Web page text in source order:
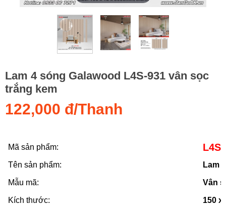
Lam 4 sóng Galawood L4S-931 vân sọc
trắng kem
122,000 đ/Thanh
Mã sản phẩm:
Tên sản phẩm: Lam
Mẫu mã: Vân
Kích thước: 150 x